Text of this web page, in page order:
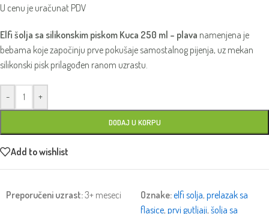
U cenu je uračunat PDV
Elfi šolja sa silikonskim piskom Kuca 250 ml – plava namenjena je
bebama koje započinju prve pokušaje samostalnog pijenja, uz mekan
silikonski pisk prilagođen ranom uzrastu.
- +
DODAJ U KORPU
Add to wishlist
Preporučeni uzrast:3+ meseci Oznake:elfi solja, prelazak sa
flasice, prvi gutljaji, šolja sa